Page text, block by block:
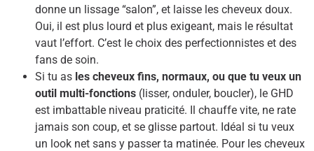
donne un lissage “salon”, et laisse les cheveux doux.
Oui, il est plus lourd et plus exigeant, mais le résultat
vaut l’effort. C’est le choix des perfectionnistes et des
fans de soin.
Si tu as les cheveux fins, normaux, ou que tu veux un
outil multi-fonctions (lisser, onduler, boucler), le GHD
est imbattable niveau praticité. Il chauffe vite, ne rate
jamais son coup, et se glisse partout. Idéal si tu veux
un look net sans y passer ta matinée. Pour les cheveux